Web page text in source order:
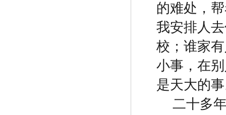
的难处，
我安排人
校；谁家
小事，在
是天大的
二十多